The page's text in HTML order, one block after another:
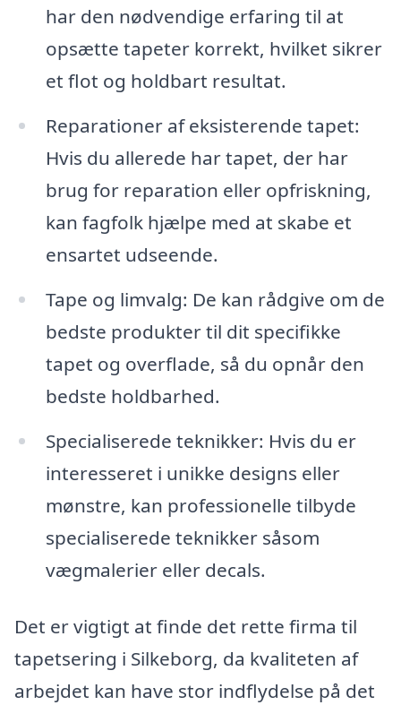
har den nødvendige erfaring til at
opsætte tapeter korrekt, hvilket sikrer
et flot og holdbart resultat.
Reparationer af eksisterende tapet:
Hvis du allerede har tapet, der har
brug for reparation eller opfriskning,
kan fagfolk hjælpe med at skabe et
ensartet udseende.
Tape og limvalg: De kan rådgive om de
bedste produkter til dit specifikke
tapet og overflade, så du opnår den
bedste holdbarhed.
Specialiserede teknikker: Hvis du er
interesseret i unikke designs eller
mønstre, kan professionelle tilbyde
specialiserede teknikker såsom
vægmalerier eller decals.
Det er vigtigt at finde det rette firma til
tapetsering i Silkeborg, da kvaliteten af
arbejdet kan have stor indflydelse på det